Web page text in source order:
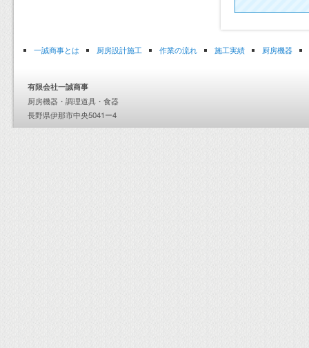
一誠商事とは 厨房設計施工 作業の流れ 施工実績 厨房機器
有限会社一誠商事
厨房機器・調理道具・食器
長野県伊那市中央5041ー4